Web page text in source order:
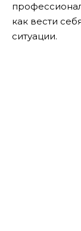
как вести
ситуации.